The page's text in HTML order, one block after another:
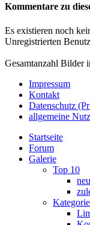
Kommentare zu
Es existieren noch
Unregistrierten
Gesamtanzahl Bilder
Impressum
Kontakt
Datenschutz
allgemeine
Startseite
Forum
Galerie
Top 10